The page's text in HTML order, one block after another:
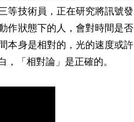
等技術員，正在研究將訊號發
作狀態下的人，會對時間是否
本身是相對的，光的速度或許
「相對論」是正確的。